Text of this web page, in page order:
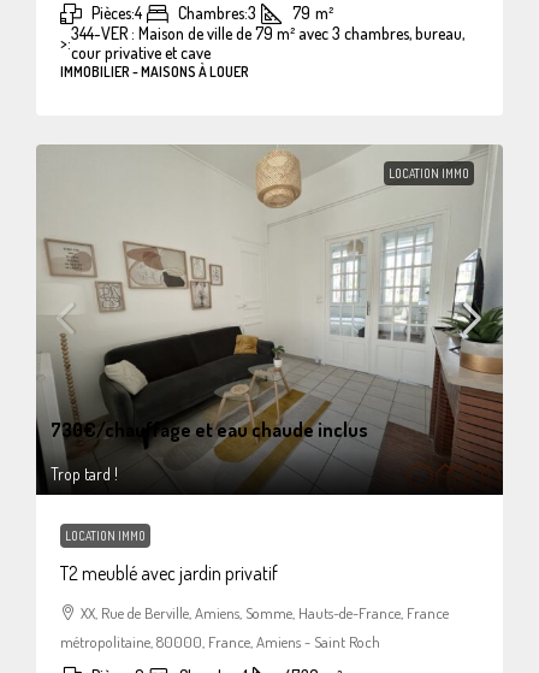
Pièces:4 Chambres:3 79 m²
>:344-VER : Maison de ville de 79 m² avec 3 chambres, bureau,
cour privative et cave
IMMOBILIER - MAISONS À LOUER
LOCATION IMMO
730€/chauffage et eau chaude inclus
Trop tard !
LOCATION IMMO
T2 meublé avec jardin privatif
XX, Rue de Berville, Amiens, Somme, Hauts-de-France, France
métropolitaine, 80000, France, Amiens - Saint Roch